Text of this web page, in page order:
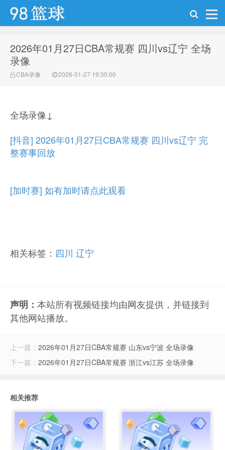
98篮球网
2026年01月27日CBA常规赛 四川vs辽宁 全场
录像
CBA录像 2026-01-27 19:35:00
全场录像↓
[抖音] 2026年01月27日CBA常规赛 四川vs辽宁 完
整赛事回放
[加时赛] 如有加时请点此观看
相关标签： 四川 辽宁
声明： 本站所有视频链接均由网友提供，并链接到
其他网站播放。
上一篇： 2026年01月27日CBA常规赛 山东vs宁波 全场录像
下一篇： 2026年01月27日CBA常规赛 浙江vs江苏 全场录像
相关推荐